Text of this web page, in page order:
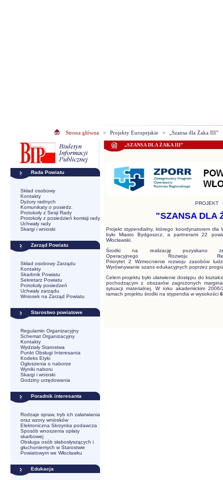
Strona główna > Projekty Europejskie > „Szansa dla Żaka III”
Rada Powiatu
Skład osobowy
Kontakty
Dyżury radnych
Komunikaty o posiedz.
Protokoły z Sesji Rady
Protokoły z posiedzień komisji rady
Uchwały rady
Skargi i wnioski
Zarząd Powiatu
Skład osobowy Zarządu
Kontakty
Skarbnik Powiatu
Sekretarz Powiatu
Protokoły posiedzeń
Uchwały zarządu
Wniosek na Zarząd Powiatu
Starostwo powiatowe
Regulamin Organizacyjny
Schemat Organizacyjny
Kontakty
Wydziały Starostwa
Punkt Obsługi Interesanta
Kodeks Etyki
Ogłoszenia o naborze
Wyniki naboru
Skargi i wnioski
Godziny urzędowania
Poradnik interesanta
Rodzaje spraw, tryb ich załatwiania
oraz wzory wniosków
Elektoniczna Skrzynka podawcza
Sposób wnoszenia opłaty
skarbowej
Obsługa osób słabosłyszących i
głuchoniemych w Starostwie
Powiatowym we Włocławku
Edukacja
„SZANSA DLA ŻAKA III”
PROJEKT
"SZANSA DLA
Projekt stypendialny, którego koordynatorem dla
było Miasto Bydgoszcz, a partnerami 22
Włocławski.
Środki na realizację pozyskano ze
Operacyjnego Rozwoju
Priorytet 2 Wzmocnienie rozwoju zasobów
Wyrównywanie szans edukacyjnych poprzez
Celem projektu było ułatwienie dostępu do
pochodzącym z obszarów zagrożonych
sytuacji materialnej. W roku akademickim 2006/
ramach projektu środki na stypendia w wysokości